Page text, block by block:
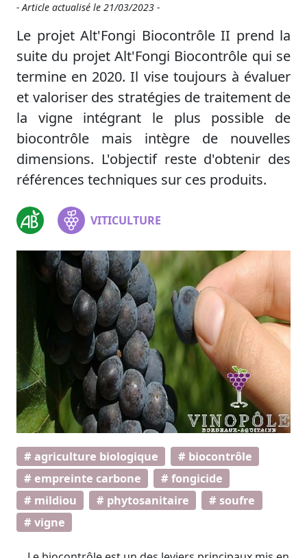
- Article actualisé le 21/03/2023 -
Le projet Alt'Fongi Biocontrôle II prend la
suite du projet Alt'Fongi Biocontrôle qui se
termine en 2020. Il vise toujours à évaluer
et valoriser des stratégies de traitement de
la vigne intégrant le plus possible de
biocontrôle mais intègre de nouvelles
dimensions. L'objectif reste d'obtenir des
références techniques sur ces produits.
VITICULTURE
# agriculture biologique
# biocontrôle
# empreinte carbone
# fongicide
# mildiou
# phytosanitaire
# soufre
# vigne